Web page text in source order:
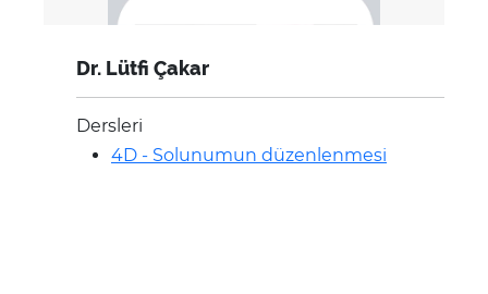
Dr. Lütfi Çakar
Dersleri
4D - Solunumun düzenlenmesi